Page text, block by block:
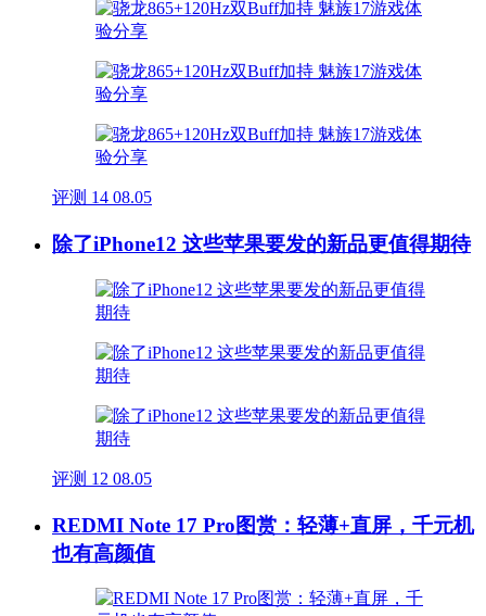
评测 14 08.05
除了iPhone12 这些苹果要发的新品更值得期待
评测 12 08.05
REDMI Note 17 Pro图赏：轻薄+直屏，千元机
也有高颜值